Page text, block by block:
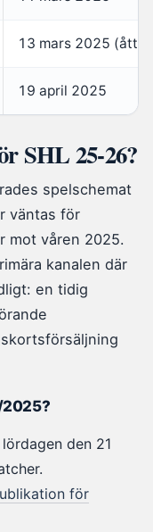
13 mars 2025
19 april 2025
SHL 25-26?
spelschemat
väntas för
mot våren 2025.
kanalen där
en tidig
2025?
den 21
för